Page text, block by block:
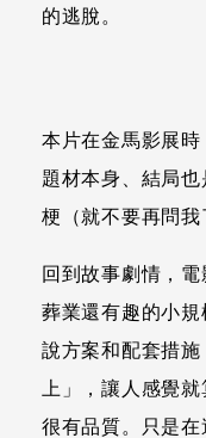
的逃脫。
本片在金馬影展
題材本身、結局
梗（就不要再問我
回到故事劇情，
葬業還有趣的小
說方案和配套措
上」，讓人感覺
很有品質。只是